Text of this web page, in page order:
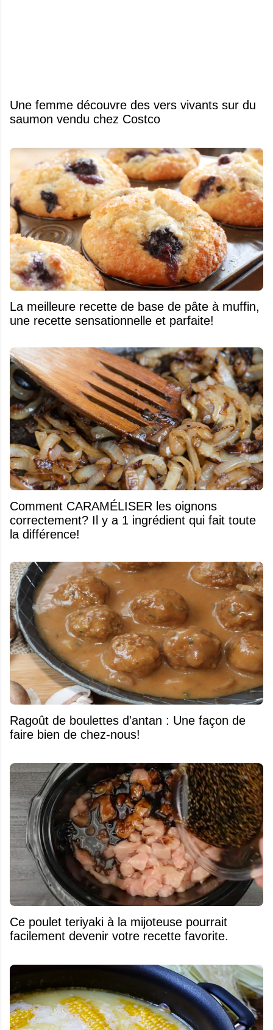
Une femme découvre des vers vivants sur du
saumon vendu chez Costco
La meilleure recette de base de pâte à muffin,
une recette sensationnelle et parfaite!
Comment CARAMÉLISER les oignons
correctement? Il y a 1 ingrédient qui fait toute
la différence!
Ragoût de boulettes d'antan : Une façon de
faire bien de chez-nous!
Ce poulet teriyaki à la mijoteuse pourrait
facilement devenir votre recette favorite.